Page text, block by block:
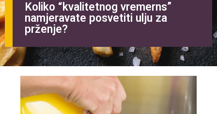
Koliko “kvalitetnog vremerns”
namjeravate posvetiti ulju za
prženje?